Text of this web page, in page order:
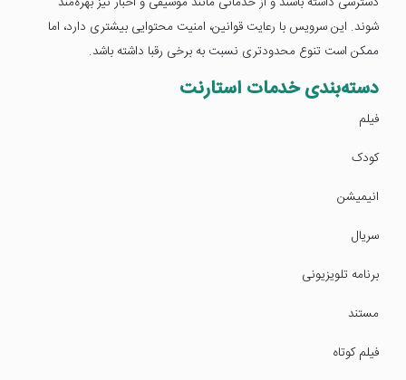
شوند. این سرویس با رعایت قوانین، امنیت محتوایی بیشتری دارد، اما
ممکن است تنوع محدودتری نسبت به برخی رقبا داشته باشد.
دسته‌بندی خدمات استارنت
فیلم
کودک
انیمیشن
سریال
برنامه تلویزیونی
مستند
فیلم کوتاه